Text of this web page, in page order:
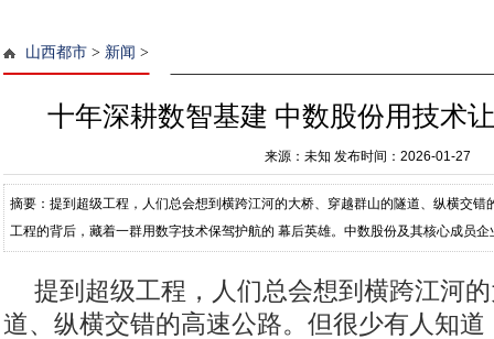
山西都市 > 新闻 >
十年深耕数智基建 中数股份用技术
来源：未知 发布时间：2026-01-27
摘要：提到超级工程，人们总会想到横跨江河的大桥、穿越群山的隧道、纵横交
工程的背后，藏着一群用数字技术保驾护航的 幕后英雄。中数股份及其核心成员
提到超级工程，人们总会想到横跨江河
道、纵横交错的高速公路。但很少有人知